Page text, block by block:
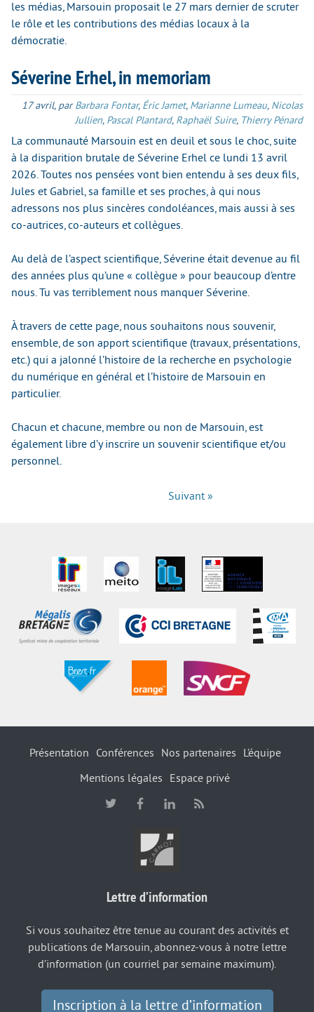
les médias, Marsouin proposait le 27 mars dernier de scruter
le rôle et les contributions des médias locaux à la
démocratie.
Séverine Erhel, in memoriam
17 avril, parBarbara Fontar, Éric Jamet, Marianne Lumeau, Nicolas
Jullien, Pascal Plantard, Raphaël Suire, Thierry Pénard
La communauté Marsouin est en deuil et sous le choc, suite
à la disparition brutale de Séverine Erhel ce lundi 13 avril
2026. Toutes nos pensées vont bien entendu à ses deux fils,
Jules et Gabriel, sa famille et ses proches, à qui nous
adressons nos plus sincères condoléances, mais aussi à ses
co-autrices, co-auteurs et collègues.
Au delà de l’aspect scientifique, Séverine était devenue au fil
des années plus qu’une « collègue » pour beaucoup d’entre
nous. Tu vas terriblement nous manquer Séverine.
À travers de cette page, nous souhaitons nous souvenir,
ensemble, de son apport scientifique (travaux, présentations,
etc.) qui a jalonné l’histoire de la recherche en psychologie
du numérique en général et l’histoire de Marsouin en
particulier.
Chacun et chacune, membre ou non de Marsouin, est
également libre d’y inscrire un souvenir scientifique et/ou
personnel.
Suivant »
Présentation Conférences Nos partenaires
L’équipe
Mentions légales
Espace privé
Lettre d’information
Si vous souhaitez être tenue au courant des activités et
publications de Marsouin, abonnez-vous à notre lettre
d’information (un courriel par semaine maximum).
Inscription à la lettre d’information